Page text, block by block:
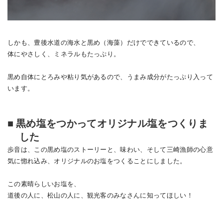
しかも、豊後水道の海水と黒め（海藻）だけでできているので、
体にやさしく、ミネラルもたっぷり。
黒め自体にとろみや粘り気があるので、うまみ成分がたっぷり入って
います。
■ 黒め塩をつかってオリジナル塩をつくりま
した
歩音は、この黒め塩のストーリーと、味わい、そして三崎漁師の心意
気に惚れ込み、オリジナルのお塩をつくることにしました。
この素晴らしいお塩を、
道後の人に、松山の人に、観光客のみなさんに知ってほしい！